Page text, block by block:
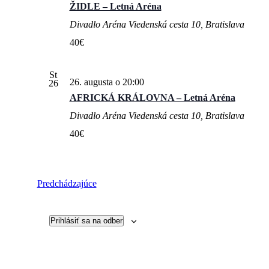
ŽIDLE – Letná Aréna
Divadlo Aréna Viedenská cesta 10, Bratislava
40€
St
26
AFRICKÁ KRÁLOVNA – Letná Aréna
26. augusta o 20:00
Divadlo Aréna Viedenská cesta 10, Bratislava
40€
PredchádzajúceUdalosti
Prihlásiť sa na odber